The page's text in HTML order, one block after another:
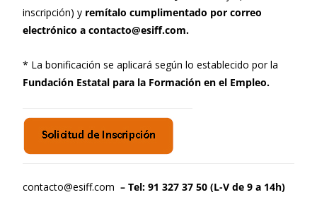
inscripción) y remítalo cumplimentado por correo
electrónico a contacto@esiff.com.
* La bonificación se aplicará según lo establecido por la
Fundación Estatal para la Formación en el Empleo.
contacto@esiff.com – Tel: 91 327 37 50 (L-V de 9 a 14h)